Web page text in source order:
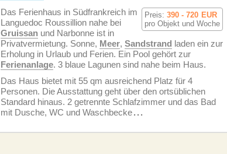
Preis: 390 - 720 EUR
pro Objekt und Woche
Das Ferienhaus in Südfrankreich im
Languedoc Roussillion nahe bei
Gruissan und Narbonne ist in
Privatvermietung. Sonne, Meer, Sandstrand laden ein zur
Erholung in Urlaub und Ferien. Ein Pool gehört zur
Ferienanlage. 3 blaue Lagunen sind nahe beim Haus.
Das Haus bietet mit 55 qm ausreichend Platz für 4
Personen. Die Ausstattung geht über den ortsüblichen
Standard hinaus. 2 getrennte Schlafzimmer und das Bad
mit Dusche, WC und Waschbecke...